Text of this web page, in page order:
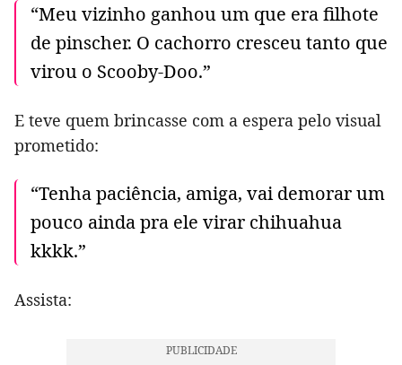
“Meu vizinho ganhou um que era filhote
de pinscher. O cachorro cresceu tanto que
virou o Scooby-Doo.”
E teve quem brincasse com a espera pelo visual
prometido:
“Tenha paciência, amiga, vai demorar um
pouco ainda pra ele virar chihuahua
kkkk.”
Assista: